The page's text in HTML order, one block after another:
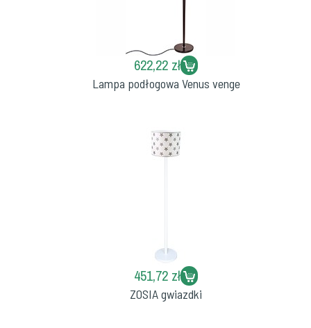
622,22 zł
Lampa podłogowa Venus venge
451,72 zł
ZOSIA gwiazdki